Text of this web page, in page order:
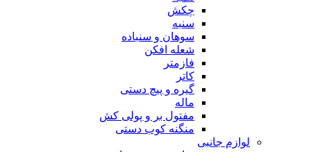
چکش
سنبه
سوهان و سنباده
شعله افکن
فازمتر
کاتر
گیره و پیچ دستی
ماله
مفتول بر و پولی کش
منگنه کوب دستی
لوازم جانبی